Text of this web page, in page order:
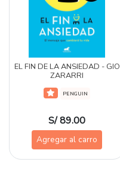
EL FIN DE LA ANSIEDAD - GIO
ZARARRI
PENGUIN
S/ 89.00
Agregar al carro